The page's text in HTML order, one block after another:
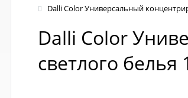
Dalli Color Универсальный
Dalli Color
светлого белья